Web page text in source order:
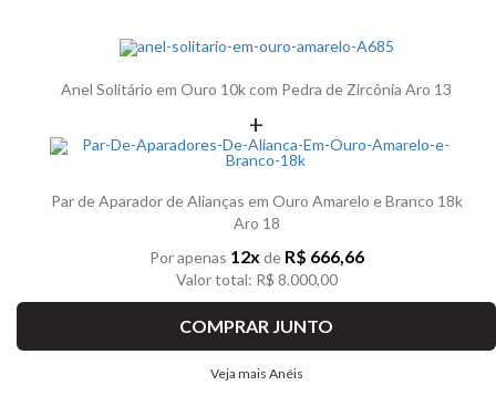
Anel Solitário em Ouro 10k com Pedra de Zircônia Aro 13
+
Par de Aparador de Alianças em Ouro Amarelo e Branco 18k
Aro 18
Por apenas 12x de R$ 666,66
Valor total: R$ 8.000,00
COMPRAR JUNTO
Veja mais Anéis